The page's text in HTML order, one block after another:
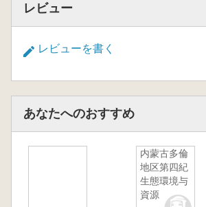
レビュー
レビューを書く
あなたへのおすすめ
内蒙古多倫
地区第四紀
生態環境与
資源